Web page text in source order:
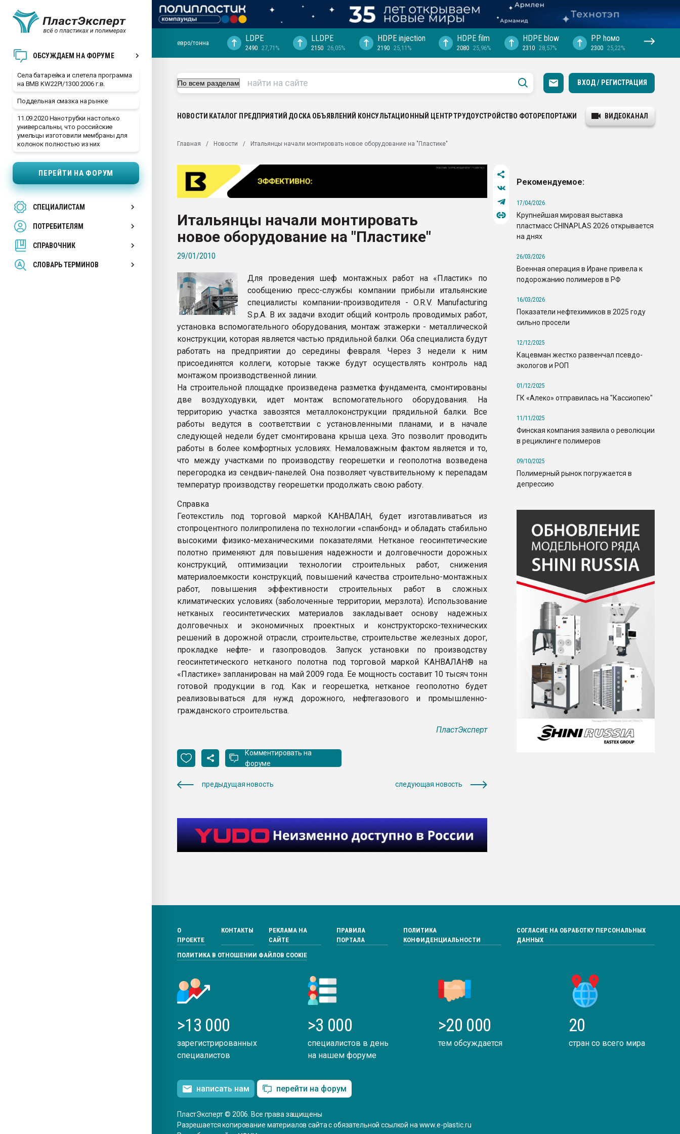
ОБСУЖДАЕМ НА ФОРУМЕ
Села батарейка и слетела программа
на BMB KW22PI/1300 2006 г.в.
Поддельная смазка на рынке
11.09.2020 Нанотрубки настолько
универсальны, что российские
умельцы изготовили мембраны для
колонок полностью из них
ПЕРЕЙТИ НА ФОРУМ
СПЕЦИАЛИСТАМ
ПОТРЕБИТЕЛЯМ
СПРАВОЧНИК
СЛОВАРЬ ТЕРМИНОВ
Помощь в подборе материала
ближайшее подмосковье, с.-в.
28.07.2026 Автоматизация выходит на
28.07.2026 "Технониколь" довольна
ситуацией на строительном рынке
Материал поверхности пуансона для
вакуумного формования
евро/тонна LDPE
2490 27,71%
LLDPE
2150 26,05%
HDPE injection
2190 25,11%
HDPE film
2080 25,96%
HDPE blow
2310 28,57%
PP hомо
2300 25,22%
ВХОД / РЕГИСТРАЦИЯ
НОВОСТИ КАТАЛОГ ПРЕДПРИЯТИЙ ДОСКА ОБЪЯВЛЕНИЙ КОНСУЛЬТАЦИОННЫЙ ЦЕНТРТРУДОУСТРОЙСТВО ФОТОРЕПОРТАЖИ ВИДЕОКАНАЛ
Главная Новости Итальянцы начали монтировать новое оборудование на "Пластике"
Итальянцы начали монтировать
новое оборудование на "Пластике"
29/01/2010
Для проведения шеф монтажных работ на «Пластик» по
сообщению пресс-службы компании прибыли итальянские
специалисты компании-производителя - O.R.V. Manufacturing
S.p.A. В их задачи входит общий контроль проводимых работ,
установка вспомогательного оборудования, монтаж этажерки - металлической
конструкции, которая является частью прядильной балки. Оба специалиста будут
работать на предприятии до середины февраля. Через 3 недели к ним
присоединятся коллеги, которые также будут осуществлять контроль над
монтажом производственной линии.
На строительной площадке произведена разметка фундамента, смонтированы
две воздуходувки, идет монтаж вспомогательного оборудования. На
территорию участка завозятся металлоконструкции прядильной балки. Все
работы ведутся в соответствии с установленными планами, и в начале
следующей недели будет смонтирована крыша цеха. Это позволит проводить
работы в более комфортных условиях. Немаловажным фактом является и то,
что между участками по производству георешетки и геополотна возведена
перегородка из сендвич-панелей. Она позволяет чувствительному к перепадам
температур производству георешетки продолжать свою работу.
Справка
Геотекстиль под торговой маркой КАНВАЛАН, будет изготавливаться из
стопроцентного полипропилена по технологии «спанбонд» и обладать стабильно
высокими физико-механическими показателями. Нетканое геосинтетические
полотно применяют для повышения надежности и долговечности дорожных
конструкций, оптимизации технологии строительных работ, снижения
материалоемкости конструкций, повышений качества строительно-монтажных
работ, повышения эффективности строительных работ в сложных
климатических условиях (заболоченные территории, мерзлота). Использование
нетканых геосинтетических материалов закладывает основу надежных
долговечных и экономичных проектных и конструкторско-технических
решений в дорожной отрасли, строительстве, строительстве железных дорог,
прокладке нефте- и газопроводов. Запуск установки по производству
геосинтетического нетканого полотна под торговой маркой КАНВАЛАН® на
«Пластике» запланирован на май 2009 года. Ее мощность составит 10 тысяч тонн
готовой продукции в год. Как и георешетка, нетканое геополотно будет
реализовываться для нужд дорожного, нефтегазового и промышленно-
гражданского строительства.
ПластЭксперт
Комментировать на
форуме
предыдущая новость следующая новость
Рекомендуемое:
17/04/2026
Крупнейшая мировая выставка
пластмасс CHINAPLAS 2026 открывается
на днях
26/03/2026
Военная операция в Иране привела к
подорожанию полимеров в РФ
16/03/2026
Показатели нефтехимиков в 2025 году
сильно просели
12/12/2025
Кацевман жестко развенчал псевдо-
экологов и РОП
01/12/2025
ГК «Алеко» отправилась на "Кассиопею"
11/11/2025
Финская компания заявила о революции
в рециклинге полимеров
09/10/2025
Полимерный рынок погружается в
депрессию
О
ПРОЕКТЕ
КОНТАКТЫ
РЕКЛАМА НА
САЙТЕ
ПРАВИЛА
ПОРТАЛА
ПОЛИТИКА
КОНФИДЕНЦИАЛЬНОСТИ
СОГЛАСИЕ НА ОБРАБОТКУ ПЕРСОНАЛЬНЫХ
ДАННЫХ
ПОЛИТИКА В ОТНОШЕНИИ ФАЙЛОВ COOKIE
>13 000
зарегистрированных
специалистов
>3 000
специалистов в день
на нашем форуме
>20 000
тем обсуждается
20
стран со всего мира
написать нам перейти на форум
ПластЭксперт © 2006. Все права защищены
Разрешается копирование материалов сайта с обязательной ссылкой на www.e-plastic.ru